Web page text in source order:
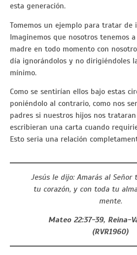
esta generación.
Tomemos un ejemplo para tratar de
Imaginemos que nosotros tenemos
madre en todo momento con
día ignorándolos y no dirigiéndoles
mínimo.
Como se sentirían ellos bajo estas
poniéndolo al contrario, como nos
padres si nuestros hijos nos
escribieran una carta cuando
Esto seria una relación
Jesús le dijo: Amarás al Señor
tu corazón, y con toda tu
mente.
Mateo 22:37-39, Reina-
(RVR1960)